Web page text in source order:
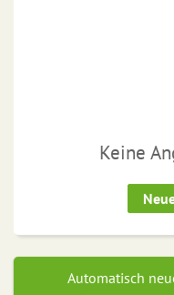
Keine
Automatisch